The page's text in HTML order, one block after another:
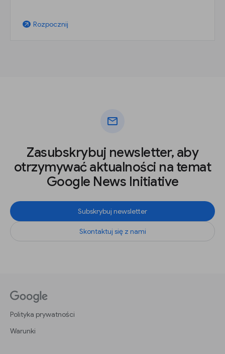
arrow_outward Rozpocznij
mail
Zasubskrybuj newsletter, aby
otrzymywać aktualności na temat
Google News Initiative
Subskrybuj newsletter
Skontaktuj się z nami
Polityka prywatności
Warunki